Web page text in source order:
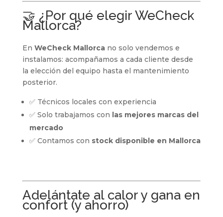
🤝 ¿Por qué elegir WeCheck
Mallorca?
En WeCheck Mallorcano solo vendemos e
instalamos: acompañamos a cada cliente desde
la elección del equipo hasta el mantenimiento
posterior.
✅ Técnicos locales con experiencia
✅ Solo trabajamos con las mejores marcas del
mercado
✅ Contamos con stock disponible en Mallorca
Adelántate al calor y gana en
confort (y ahorro)